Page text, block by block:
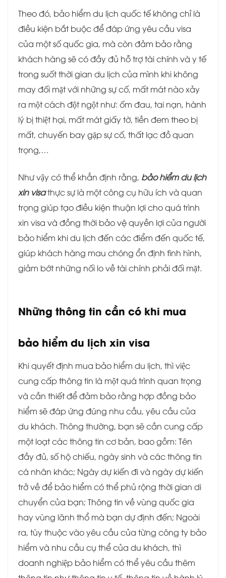
Theo đó, bảo hiểm du lịch quốc tế không chỉ là
điều kiện bắt buộc để đáp ứng yêu cầu visa
của một số quốc gia, mà còn đảm bảo rằng
khách hàng sẽ có đầy đủ hỗ trợ tài chính và y tế
trong suốt thời gian du lịch của mình khi không
may đối mặt với những sự cố, mất mát nào xảy
ra một cách đột ngột như: ốm đau, tai nạn, hành
lý bị thiệt hại, mất mát giấy tờ, tiền đem theo bị
mất, chuyến bay gặp sự cố, thất lạc đồ quan
trọng,…
Như vậy có thể khẳn định rằng, bảo hiểm du lịch
xin visathực sự là một công cụ hữu ích và quan
trọng giúp tạo điều kiện thuận lợi cho quá trình
xin visa và đồng thời bảo vệ quyền lợi của người
bảo hiểm khi du lịch đến các điểm đến quốc tế,
giúp khách hàng mau chóng ổn định tình hình,
giảm bớt những nối lo về tài chính phải đối mặt.
Những thông tin cần có khi mua
bảo hiểm du lịch xin visa
Khi quyết định mua bảo hiểm du lịch, thì việc
cung cấp thông tin là một quá trình quan trọng
và cần thiết để đảm bảo rằng hợp đồng bảo
hiểm sẽ đáp ứng đúng nhu cầu, yêu cầu của
du khách. Thông thường, bạn sẽ cần cung cấp
một loạt các thông tin cơ bản, bao gồm: Tên
đầy đủ, số hộ chiếu, ngày sinh và các thông tin
cá nhân khác; Ngày dự kiến đi và ngày dự kiến
trở về để bảo hiểm có thể phủ rộng thời gian di
chuyển của bạn; Thông tin về vùng quốc gia
hay vùng lãnh thổ mà bạn dự định đến; Ngoài
ra, tùy thuộc vào yêu cầu của từng công ty bảo
hiểm và nhu cầu cụ thể của du khách, thì
doanh nghiệp bảo hiểm có thể yêu cầu thêm